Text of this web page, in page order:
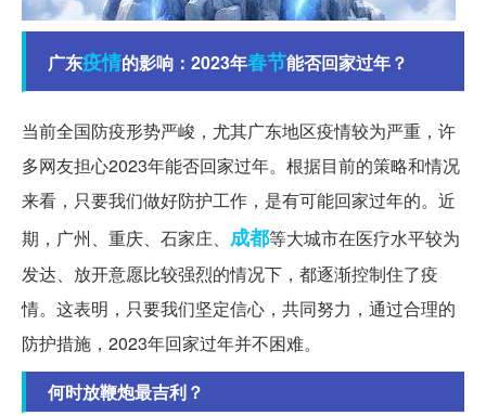
广东疫情的影响：2023年春节能否回家过年？
当前全国防疫形势严峻，尤其广东地区疫情较为严重，许
多网友担心2023年能否回家过年。根据目前的策略和情况
来看，只要我们做好防护工作，是有可能回家过年的。近
期，广州、重庆、石家庄、 成都等大城市在医疗水平较为
发达、放开意愿比较强烈的情况下，都逐渐控制住了疫
情。这表明，只要我们坚定信心，共同努力，通过合理的
防护措施，2023年回家过年并不困难。
何时放鞭炮最吉利？